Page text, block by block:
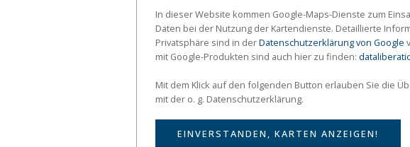
In dieser Website kommen Google-Maps-Dienste zum
Daten bei der Nutzung der Kartendienste. Detaillierte
Privatsphäre sind in derDatenschutzerklärung von Google
mit Google-Produkten sind auch hier zu finden:
Mit dem Klick auf den folgenden Button erlauben Sie die
mit der o. g. Datenschutzerklärung.
EINVERSTANDEN, KARTEN ANZEIGEN!